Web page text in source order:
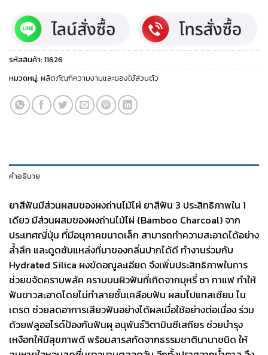
รหัสสินค้า:11626
หมวดหมู่:ผลิตภัณฑ์ความงามและของใช้ส่วนตัว
คำอธิบาย
ยาสีฟันมีส่วนผสมของผงถ่านไม้ไผ่ ยาสีฟัน 3 ประสิทธิภาพใน 1
เดียว มีส่วนผสมของผงถ่านไม้ไผ่ (Bamboo Charcoal) จาก
ประเทศญี่ปุ่น ที่มีอนุภาคขนาดเล็ก สามารถทำความสะอาดได้อย่าง
ล้ำลึก และดูดซับแหล่งที่มาของกลิ่นปากได้ดี ทำงานร่วมกับ
Hydrated Silica ผงขัดอณูละเอียด จึงเพิ่มประสิทธิภาพในการ
ช่วยขจัดคราบพลัค คราบบนผิวฟันที่เกิดจากบุหรี่ ชา กาแฟ ทำให้
ฟันขาวสะอาดโดยไม่ทำลายชั้นเคลือบฟัน ผสมโปแทสเซียม ไน
เตรต ช่วยลดอาการเสียวฟันอย่างได้ผลเมื่อใช้อย่างต่อเนื่อง ร่วม
ด้วยฟลูออไรด์ป้องกันฟันผุ อนุพันธ์วิตามินซีเสถียร ช่วยบำรุง
เหงือกให้มีสุขภาพดี พร้อมสารสกัดจากธรรมชาตินานาชนิด ให้